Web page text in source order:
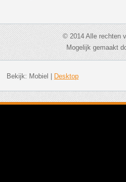
© 2014 Alle rechten
Mogelijk gemaakt
Bekijk: Mobiel Desktop